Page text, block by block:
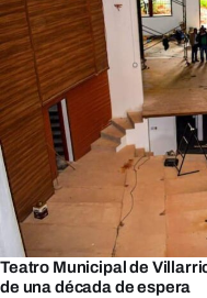
Teatro Municipal de
de una década de espera